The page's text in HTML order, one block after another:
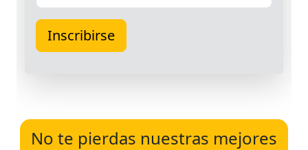
No te pierdas nuestras mejores